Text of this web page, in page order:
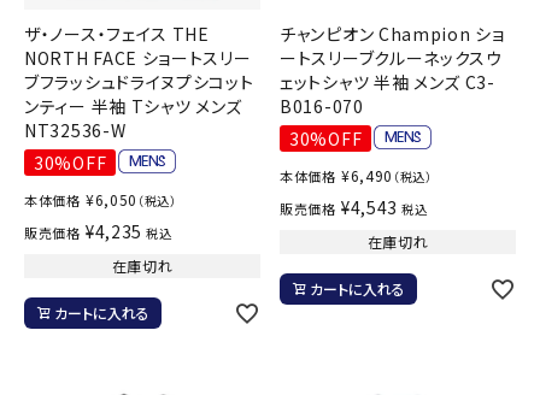
ザ・ノース・フェイス THE
NORTH FACE ショートスリー
ブフラッシュドライヌプシコット
ンティー 半袖 Tシャツ メンズ
NT32536-W
30%OFF
本体価格 ¥6,050 （税込）
販売価格 ¥4,235 税込
在庫切れ
カートに入れる
チャンピオン Champion ショ
ートスリーブクルーネックスウ
ェットシャツ 半袖 メンズ C3-
B016-070
30%OFF
本体価格 ¥6,490 （税込）
販売価格 ¥4,543 税込
在庫切れ
カートに入れる